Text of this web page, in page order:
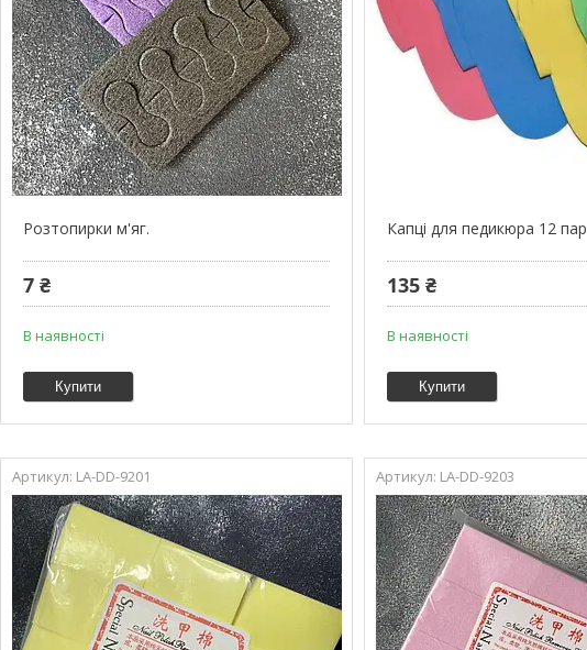
Розтопирки м'яг.
7 ₴
В наявності
Купити
Капці для педикюра 12 пар
135 ₴
В наявності
Купити
LA-DD-9201 LA-DD-9203